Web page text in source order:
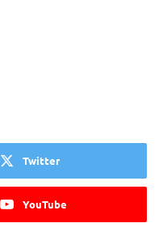
Twitter
YouTube